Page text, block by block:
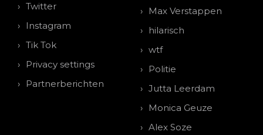
Twitter
Instagram
Tik Tok
Privacy settings
Partnerberichten
Max Verstappen
hilarisch
wtf
Politie
Jutta Leerdam
Monica Geuze
Alex Soze